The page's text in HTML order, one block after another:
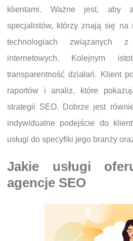
klientami. Ważne jest, aby
specjalistów, którzy znają się na
technologiach związanych
internetowych. Kolejnym
transparentność działań. Klient
raportów i analiz, które
strategii SEO. Dobrze jest
indywidualne podejście do
usługi do specyfiki jego branży
Jakie usługi
agencje SEO